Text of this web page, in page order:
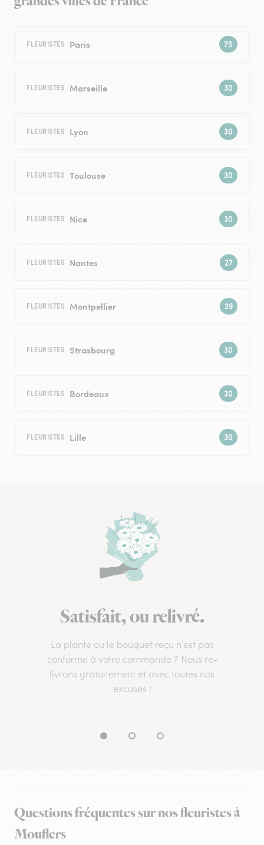
FLEURISTES Paris
FLEURISTES Marseille
FLEURISTES Lyon
FLEURISTES Toulouse
FLEURISTES Nice
FLEURISTES Nantes
FLEURISTES Montpellier
FLEURISTES Strasbourg
FLEURISTES Bordeaux
FLEURISTES Lille
Satisfait, ou relivré.
La plante ou le bouquet reçu n’est pas
conforme à votre commande ? Nous re-
livrons gratuitement et avec toutes nos
excuses !
Questions fréquentes sur nos fleuristes à
Mouflers